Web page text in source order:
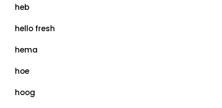
heb
hello fresh
hema
hoe
hoog